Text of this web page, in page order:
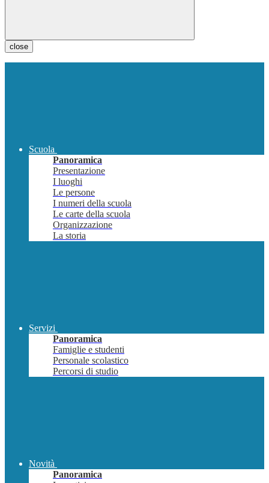
close
Scuola
Panoramica
Presentazione
I luoghi
Le persone
I numeri della scuola
Le carte della scuola
Organizzazione
La storia
Servizi
Panoramica
Famiglie e studenti
Personale scolastico
Percorsi di studio
Novità
Panoramica